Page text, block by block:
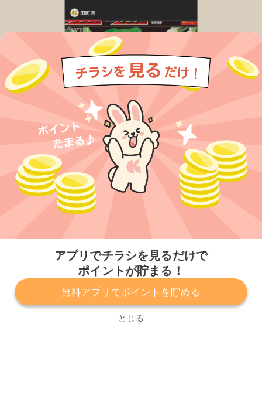
アプリでチラシを見るだけで
ポイントが貯まる！
無料アプリでポイントを貯める
とじる
プライバシーポリシー 利用規約
運営会社
サービスに関してのお問い合わせ